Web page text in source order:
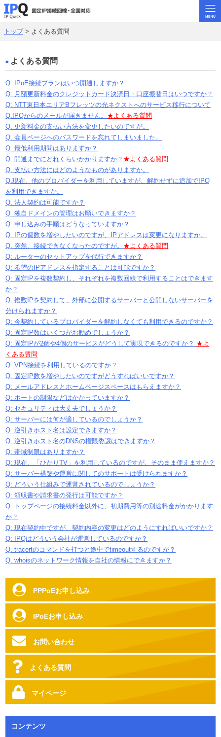
固定･ギガ系
固定･メガ系
ビジネス回線
固定･ADSL
よくある質問
お問い合わせ
rat.jpトップ
トップ> よくある質問
よくある質問
Q: IPoE接続プランはいつ開通しますか？
Q: 月額更新料金のクレジットカード決済日・口座振替日はいつですか？
Q: NTT東日本エリアBフレッツの光ネクストへのサービス移行について
Q.IPQからのメールが届きません。 ★よくある質問
Q. 更新料金の支払い方法を変更したいのですが。
Q. 会員ページへのパスワードを忘れてしまいました。
Q. 最低利用期間はありますか？
Q: 開通までにどれくらいかかりますか？ ★よくある質問
Q. 支払い方法にはどのようなものがありますか。
Q.現在、他のプロバイダーを利用していますが、解約せずに追加でIPQ
を利用できますか。
Q. 法人契約は可能ですか？
Q. 独自ドメインの管理はお願いできますか？
Q: 申し込みの手順はどうなっていますか？
Q. IPの個数を増やしたいのですが、IPアドレスは変更になりますか。
Q. 突然、接続できなくなったのですが。 ★よくある質問
Q: ルーターのセットアップを代行できますか？
Q: 希望のIPアドレスを指定することは可能ですか？
Q: 固定IPを複数契約し、それぞれを複数回線で利用することはできます
か？
Q: 複数IPを契約して、外部に公開するサーバーと公開しないサーバーを
分けられますか？
Q: 今契約しているプロバイダーを解約しなくても利用できるのですか？
Q: 固定IP数はいくつがお勧めでしょうか？
Q: 固定IPが2個や4個のサービスがどうして実現できるのですか？ ★よ
くある質問
Q: VPN接続を利用しているのですか？
Q: 固定IP数を増やしたいのですがどうすればいいですか？
Q: メールアドレスとホームページスペースはもらえますか？
Q: ポートの制限などはかかっていますか？
Q: セキュリティは大丈夫でしょうか？
Q: サーバーには何が適しているのでしょうか？
Q: 逆引きホスト名は設定できますか？
Q: 逆引きホスト名のDNSの権限委譲はできますか？
Q: 帯域制限はありますか？
Q: 現在、「ひかりTV」を利用しているのですが、そのまま使えますか？
Q: サーバー構築や運営に関してのサポートは受けられますか？
Q: どういう仕組みで運営されているのでしょうか？
Q: 領収書や請求書の発行は可能ですか？
Q: トップページの接続料金以外に、初期費用等の別途料金がかかります
か？
Q: 現在契約中ですが、契約内容の変更はどのようにすればいいですか？
Q: IPQはどういう会社が運営しているのですか？
Q. tracertのコマンドを打つと途中でtimeoutするのですが？
Q. whoisのネットワーク情報を自社の情報にできますか？
PPPoEお申し込み
IPoEお申し込み
お問い合わせ
よくある質問
マイページ
コンテンツ